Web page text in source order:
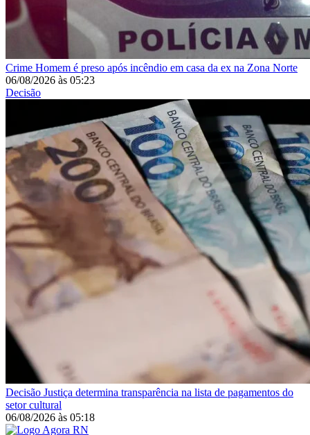
Crime Homem é preso após incêndio em casa da ex na Zona Norte
06/08/2026 às 05:23
Decisão
Decisão Justiça determina transparência na lista de pagamentos do
setor cultural
06/08/2026 às 05:18